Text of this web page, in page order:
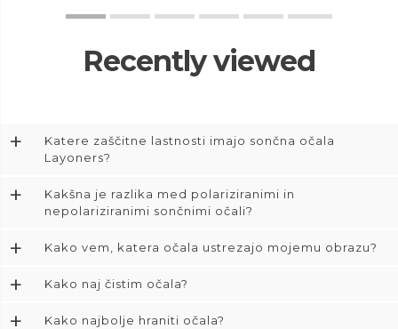
Recently viewed
+
Katere zaščitne lastnosti imajo sončna očala
Layoners?
+
Kakšna je razlika med polariziranimi in
nepolariziranimi sončnimi očali?
+ Kako vem, katera očala ustrezajo mojemu obrazu?
+ Kako naj čistim očala?
+ Kako najbolje hraniti očala?